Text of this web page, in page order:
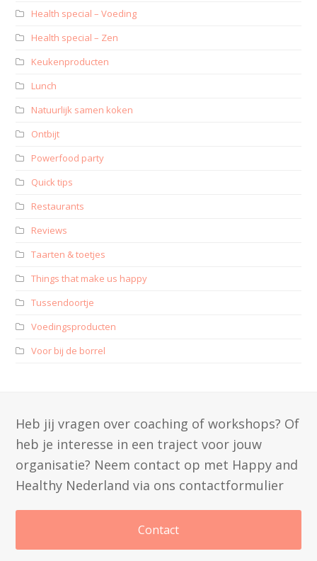
Health special – Voeding
Health special – Zen
Keukenproducten
Lunch
Natuurlijk samen koken
Ontbijt
Powerfood party
Quick tips
Restaurants
Reviews
Taarten & toetjes
Things that make us happy
Tussendoortje
Voedingsproducten
Voor bij de borrel
Heb jij vragen over coaching of workshops? Of
heb je interesse in een traject voor jouw
organisatie? Neem contact op met Happy and
Healthy Nederland via ons contactformulier
Contact